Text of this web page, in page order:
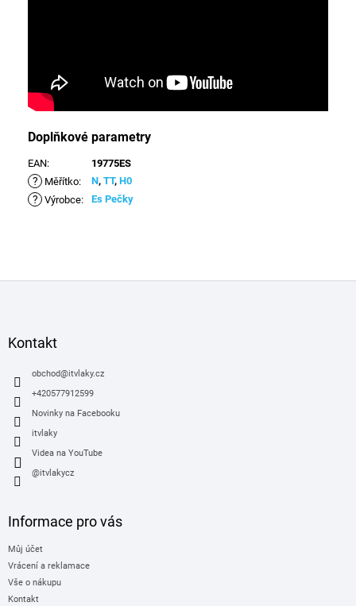
Doplňkové parametry
EAN: 19775ES
? Měřítko: N, TT, H0
? Výrobce: Es Pečky
Kontakt
obchod@itvlaky.cz
+420577912599
Novinky na Facebooku
itvlaky
Videa na YouTube
@itvlakycz
Informace pro vás
Můj účet
Vrácení a reklamace
Vše o nákupu
Kontakt